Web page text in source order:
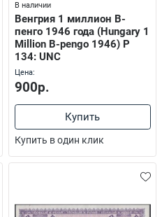
В наличии
Венгрия 1 миллион В-
пенго 1946 года (Hungary 1
Million B-pengo 1946) P
134: UNC
Цена:
900р.
Купить
Купить в один клик